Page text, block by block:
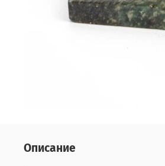
Описание